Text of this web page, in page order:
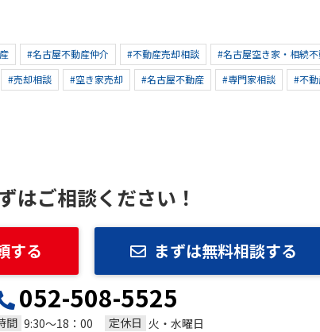
#名古屋不動産仲介 #不動産売却相談 #名古屋空き家・相続
#売却相談 #空き家売却 #名古屋不動産 #専門家相談 #不
はご相談ください！
する まずは無料相談する
052-508-5525
間 9:30～18：00 定休日 火・水曜日